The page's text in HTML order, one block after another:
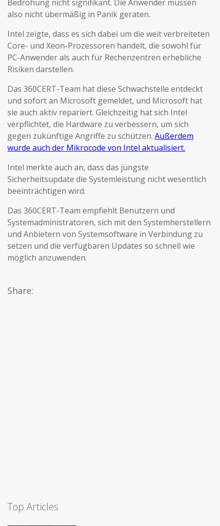
Bedrohung nicht signifikant. Die Anwender müssen
also nicht übermäßig in Panik geraten.
Intel zeigte, dass es sich dabei um die weit verbreiteten
Core- und Xeon-Prozessoren handelt, die sowohl für
PC-Anwender als auch für Rechenzentren erhebliche
Risiken darstellen.
Das 360CERT-Team hat diese Schwachstelle entdeckt
und sofort an Microsoft gemeldet, und Microsoft hat
sie auch aktiv repariert. Gleichzeitig hat sich Intel
verpflichtet, die Hardware zu verbessern, um sich
gegen zukünftige Angriffe zu schützen. Außerdem
wurde auch der Mikrocode von Intel aktualisiert.
Intel merkte auch an, dass das jüngste
Sicherheitsupdate die Systemleistung nicht wesentlich
beeinträchtigen wird.
Das 360CERT-Team empfiehlt Benutzern und
Systemadministratoren, sich mit den Systemherstellern
und Anbietern von Systemsoftware in Verbindung zu
setzen und die verfügbaren Updates so schnell wie
möglich anzuwenden.
Share:
Top Articles